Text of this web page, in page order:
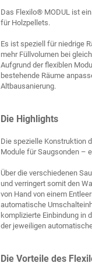
Das Flexilo® MODUL ist
für Holzpellets.
Es ist speziell für niedrige
mehr Füllvolumen bei
Aufgrund der flexiblen
bestehende Räume
Altbausanierung.
Die Highlights
Die spezielle Konstruktion
Module für Saugsonden –
Über die verschiedenen
und verringert somit den
von Hand von einem
automatische
komplizierte Einbindung in
der jeweiligen
Die Vorteile des